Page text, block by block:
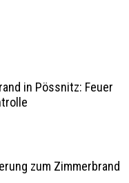
in Pössnitz: Feuer
zum Zimmerbrand